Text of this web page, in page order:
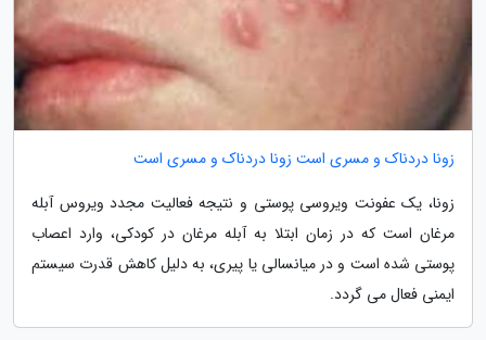
زونا دردناک و مسری است زونا دردناک و مسری است
زونا، یک عفونت ویروسی پوستی و نتیجه فعالیت مجدد ویروس آبله
مرغان است که در زمان ابتلا به آبله مرغان در کودکی، وارد اعصاب
پوستی شده است و در میانسالی یا پیری، به دلیل کاهش قدرت سیستم
ایمنی فعال می گردد.